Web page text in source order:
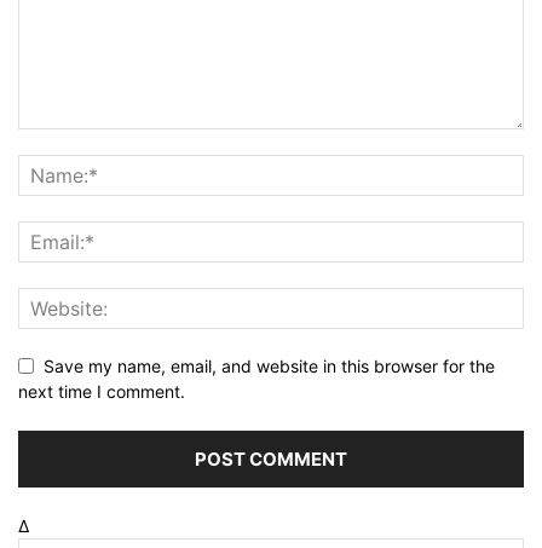
Save my name, email, and website in this browser for the
next time I comment.
Δ